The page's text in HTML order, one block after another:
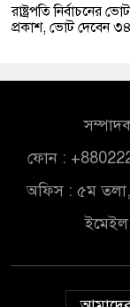
রাষ্ট্রপতি নির্বাচনের
প্রকাশ, ভোট দেবেন
ফোন :
অফিস : ৫ম তলা,